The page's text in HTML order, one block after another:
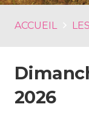
ACCUEIL
2026